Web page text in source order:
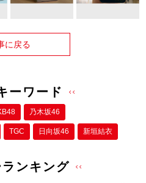
に戻る
ーワード
乃木坂46
TGC 日向坂46 新垣結衣
ンキング